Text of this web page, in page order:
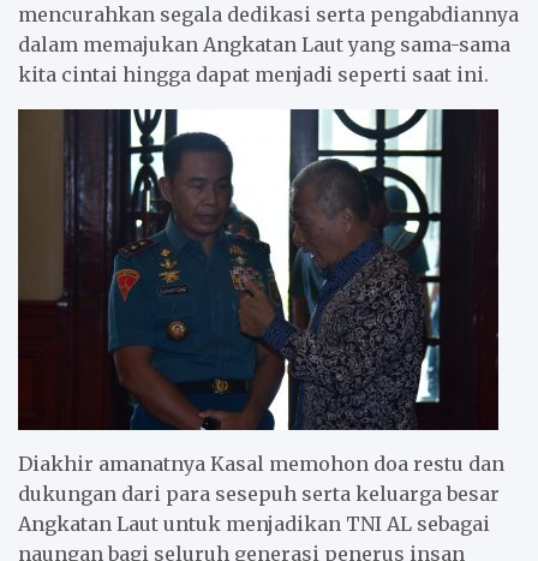
mencurahkan segala dedikasi serta pengabdiannya
dalam memajukan Angkatan Laut yang sama-sama
kita cintai hingga dapat menjadi seperti saat ini.
Diakhir amanatnya Kasal memohon doa restu dan
dukungan dari para sesepuh serta keluarga besar
Angkatan Laut untuk menjadikan TNI AL sebagai
naungan bagi seluruh generasi penerus insan